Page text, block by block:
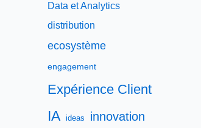
Data et Analytics
distribution
ecosystème
engagement
Expérience Client
IA ideas
innovation